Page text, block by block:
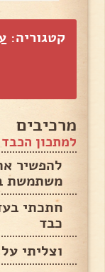
קטגוריה:
מרכיבים
למתכון הכבד
להפשיר
משתמשת
חתכתי
כבד
וצליתי